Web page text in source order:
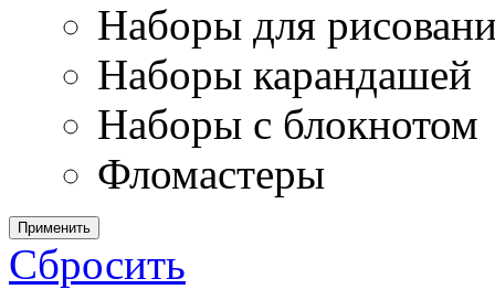
Наборы для
Наборы карандашей
Наборы с блокнотом
Фломастеры
Применить
Сбросить